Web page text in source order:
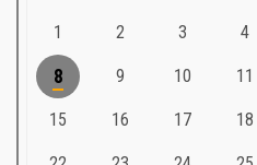
1 2 3 4
8 9 10 11
15 16 17 18